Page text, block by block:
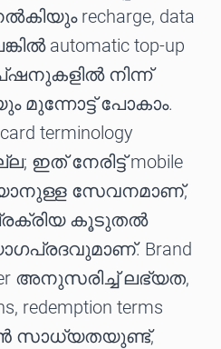
recharge, data
automatic top-up
നിന്ന്
മുന്നോട്ട് പോകാം.
terminology
ഇത് നേരിട്ട് mobile
സേവനമാണ്,
കൂടുതൽ
Brand
അനുസരിച്ച് ലഭ്യത,
redemption terms
സാധ്യതയുണ്ട്,